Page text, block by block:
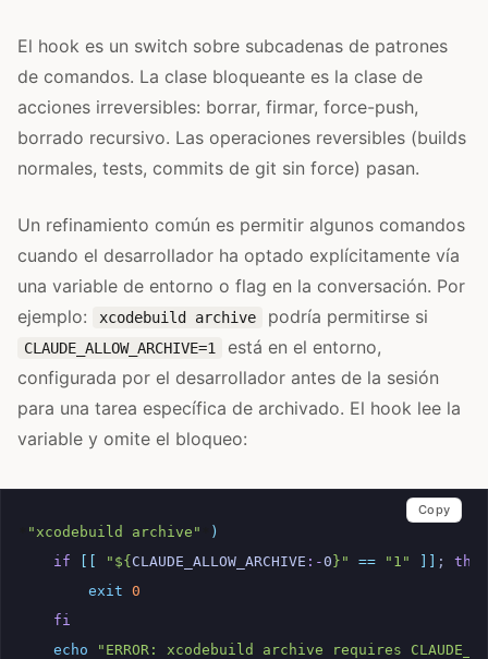
El hook es un switch sobre subcadenas de patrones
de comandos. La clase bloqueante es la clase de
acciones irreversibles: borrar, firmar, force-push,
borrado recursivo. Las operaciones reversibles (builds
normales, tests, commits de git sin force) pasan.
Un refinamiento común es permitir algunos comandos
cuando el desarrollador ha optado explícitamente vía
una variable de entorno o flag en la conversación. Por
ejemplo:
xcodebuild archive podría permitirse si
CLAUDE_ALLOW_ARCHIVE=1
está en el entorno,
configurada por el desarrollador antes de la sesión
para una tarea específica de archivado. El hook lee la
variable y omite el bloqueo:
"xcodebuild archive"
)
if
" ${ CLAUDE_ALLOW_ARCHIVE :-0 } " == "1" ;
then
exit 0
fi
echo
"ERROR: xcodebuild archive requires
Copy